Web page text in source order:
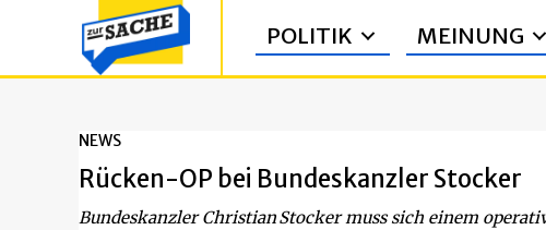
POLITIK MEINUNG
NEWS
Rücken-OP bei Bundeskanzler Stocker
Bundeskanzler Christian Stocker muss sich einem